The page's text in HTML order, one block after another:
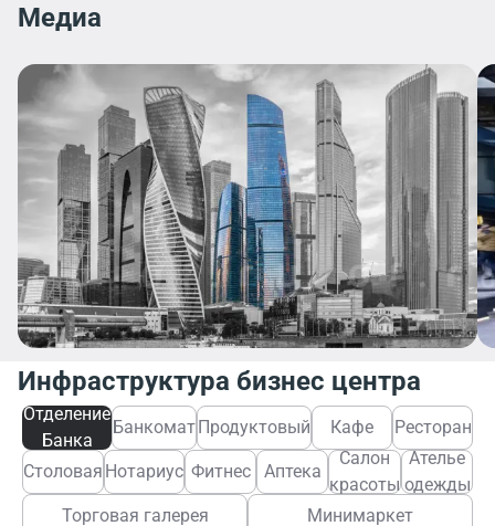
Медиа
Инфраструктура бизнес центра
Отделение
Банка
БанкоматПродуктовый Кафе Ресторан
Столовая Нотариус Фитнес Аптека
Салон
красоты
Ателье
одежды
Торговая галерея
Минимаркет